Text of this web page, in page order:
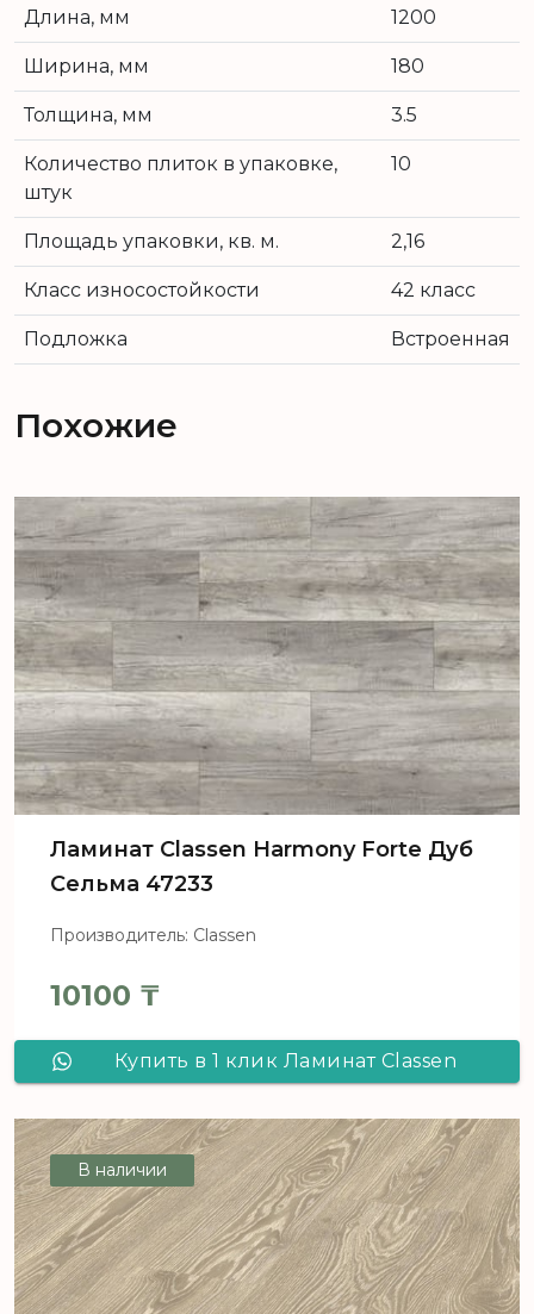
Длина, мм 1200
Ширина, мм 180
Толщина, мм 3.5
Количество плиток в упаковке,
штук
10
Площадь упаковки, кв. м. 2,16
Класс износостойкости 42 класс
Подложка Встроенная
Похожие
Ламинат Classen Harmony Forte Дуб
Сельма 47233
Производитель: Classen
10100 ₸
Купить в 1 клик Ламинат Classen
В наличии